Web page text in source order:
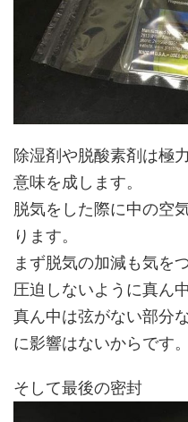
除湿剤や脱酸素剤は極
意味を成します。
脱気をした際に中の空
ります。
まず脱気の加減も気を
圧迫しないように真ん
真ん中は弦がない部分
に影響はないからです。
そして最後の密封